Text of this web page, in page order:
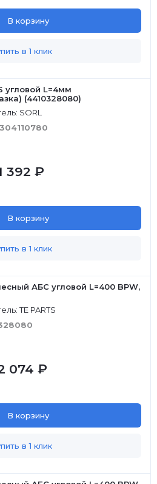
В корзину
в 1 клик
угловой L=4мм
(4410328080)
SORL
392 ₽
В корзину
в 1 клик
АБС угловой L=400 BPW,
TE PARTS
074 ₽
В корзину
в 1 клик